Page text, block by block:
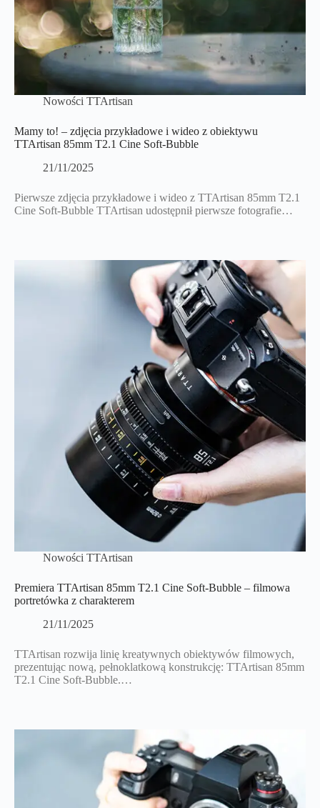
Nowości TTArtisan
Mamy to! – zdjęcia przykładowe i wideo z obiektywu
TTArtisan 85mm T2.1 Cine Soft-Bubble
21/11/2025
Pierwsze zdjęcia przykładowe i wideo z TTArtisan 85mm T2.1
Cine Soft-Bubble TTArtisan udostępnił pierwsze fotografie…
Nowości TTArtisan
Premiera TTArtisan 85mm T2.1 Cine Soft-Bubble – filmowa
portretówka z charakterem
21/11/2025
TTArtisan rozwija linię kreatywnych obiektywów filmowych,
prezentując nową, pełnoklatkową konstrukcję: TTArtisan 85mm
T2.1 Cine Soft-Bubble.…